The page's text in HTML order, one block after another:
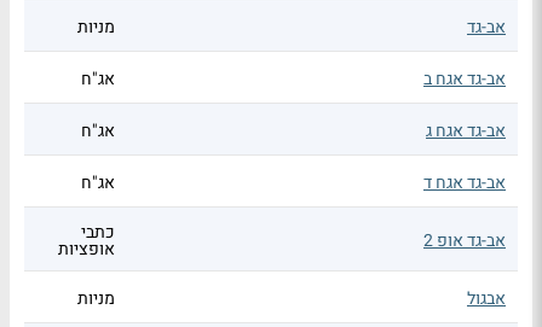
אב-גד מניות
אב-גד אגח ב אג"ח
אב-גד אגח ג אג"ח
אב-גד אגח ד אג"ח
אב-גד אופ 2 כתבי
אופציות
אבגול
מניות